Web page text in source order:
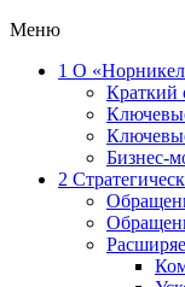
Меню
1 О
Краткий
Бизнес-
2